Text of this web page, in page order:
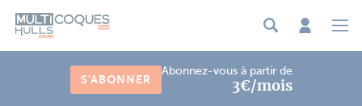
S'ABONNER
Abonnez-vous à partir de
3€/mois